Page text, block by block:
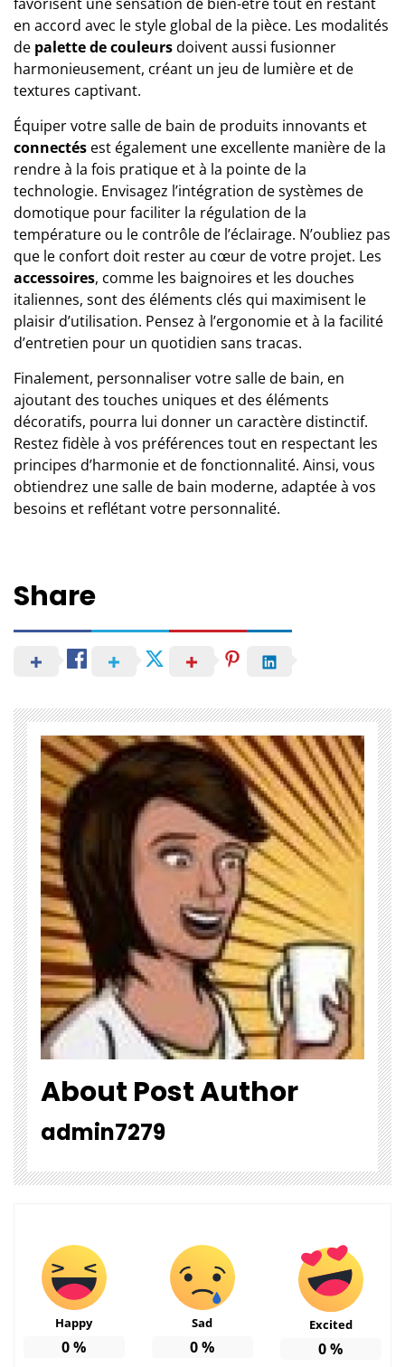
en accord avec le style global de la pièce. Les modalités
de palette de couleursdoivent aussi fusionner
harmonieusement, créant un jeu de lumière et de
textures captivant.
Équiper votre salle de bain de produits innovants et
connectés est également une excellente manière de la
rendre à la fois pratique et à la pointe de la
technologie. Envisagez l’intégration de systèmes de
domotique pour faciliter la régulation de la
température ou le contrôle de l’éclairage. N’oubliez pas
que le confort doit rester au cœur de votre projet. Les
accessoires, comme les baignoires et les douches
italiennes, sont des éléments clés qui maximisent le
plaisir d’utilisation. Pensez à l’ergonomie et à la facilité
d’entretien pour un quotidien sans tracas.
Finalement, personnaliser votre salle de bain, en
ajoutant des touches uniques et des éléments
décoratifs, pourra lui donner un caractère distinctif.
Restez fidèle à vos préférences tout en respectant les
principes d’harmonie et de fonctionnalité. Ainsi, vous
obtiendrez une salle de bain moderne, adaptée à vos
besoins et reflétant votre personnalité.
Share
About Post Author
admin7279
Happy
0%
Sad
0%
Excited
0%